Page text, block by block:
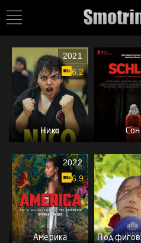
Нико
2021
6.2
Сон
Америка
2022
6.9